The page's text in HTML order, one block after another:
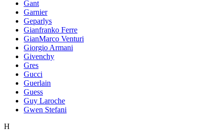
Gant
Garnier
Geparlys
Gianfranko Ferre
GianMarco Venturi
Giorgio Armani
Givenchy
Gres
Gucci
Guerlain
Guess
Guy Laroche
Gwen Stefani
H